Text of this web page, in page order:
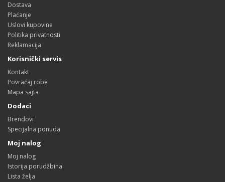
Dostava
Plaćanje
Uslovi kupovine
Politika privatnosti
Reklamacija
Korisnički servis
Kontakt
Povraćaj robe
Mapa sajta
Dodaci
Brendovi
Specijalna ponuda
Moj nalog
Moj nalog
Istorija porudžbina
Lista želja